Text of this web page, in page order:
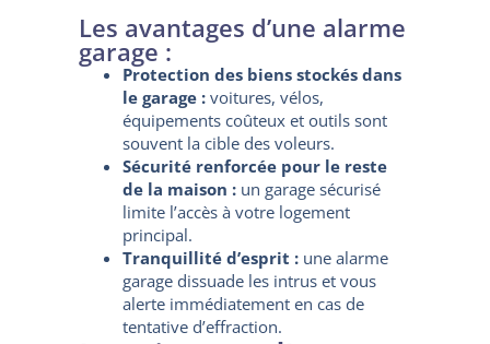
Les avantages d’une alarme
garage :
Protection des biens stockés dans
le garage : voitures, vélos,
équipements coûteux et outils sont
souvent la cible des voleurs.
Sécurité renforcée pour le reste
de la maison : un garage sécurisé
limite l’accès à votre logement
principal.
Tranquillité d’esprit : une alarme
garage dissuade les intrus et vous
alerte immédiatement en cas de
tentative d’effraction.